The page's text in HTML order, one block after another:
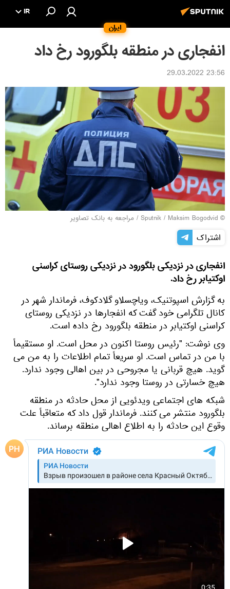
ایران
IR
انفجاری در منطقه بلگورود رخ داد
23:56 29.03.2022
© Sputnik / Maksim Bogodvid
/ مراجعه به بانک تصاویر
اشتراک
انفجاری در نزدیکی بلگورود در نزدیکی روستای کراسنی
اوکتیابر رخ داد.
به گزارش اسپوتنیک، ویاچسلاو گلادکوف، فرماندار شهر در
کانال تلگرامی خود گفت که انفجارها در نزدیکی روستای
کراسنی اوکتیابر در منطقه بلگورود رخ داده است.
وی نوشت: "رئیس روستا اکنون در محل است. او مستقیماً
با من در تماس است. او سریعاً تمام اطلاعات را به من می
گوید. هیچ قربانی یا مجروحی در بین اهالی وجود ندارد.
هیچ خسارتی در روستا وجود ندارد".
شبکه های اجتماعی ویدئویی از محل حادثه در منطقه
بلگورود منتشر می کنند. فرماندار قول داد که متعاقباً علت
وقوع این حادثه را به اطلاع اهالی منطقه برساند.